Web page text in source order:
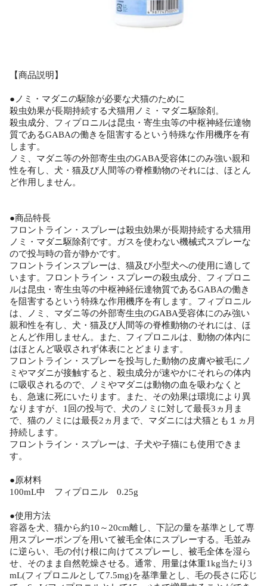
【商品説明】
●ノミ・マダニの駆除が必要な犬猫のために
殺虫効果が長期持続する犬猫用ノミ・マダニ駆除剤。
殺虫成分、フィプロニルは昆虫・寄生虫等の中枢神経伝達物
質であるGABAの働きを阻害するという特殊な作用機序を有
します。
ノミ、マダニ等の外部寄生虫のGABA受容体にのみ強い親和
性を有し、犬・猫及び人間等の脊椎動物のそれには、ほとん
ど作用しません。
●商品特長
フロントライン・スプレーは殺虫効果が長期持続する犬猫用
ノミ・マダニ駆除剤です。ガスを使わない機械式スプレーな
ので投与時の音が静かです。
フロントラインスプレーは、猫及び小型犬への使用に適して
います。フロントライン・スプレーの殺虫成分、フィプロニ
ルは昆虫・寄生虫等の中枢神経伝達物質であるGABAの働き
を阻害するという特殊な作用機序を有します。フィプロニル
は、ノミ、マダニ等の外部寄生虫のGABA受容体にのみ強い
親和性を有し、犬・猫及び人間等の脊椎動物のそれには、ほ
とんど作用しません。また、フィプロニルは、動物の体内に
はほとんど吸収されず体表にとどまります。
フロントライン・スプレーを投与した動物の皮膚や被毛にノ
ミやマダニが接触すると、殺虫成分が速やかにそれらの体内
に吸収されるので、ノミやマダニは動物の血を吸わなくと
も、急速に死にいたります。また、その効果は環境により異
なりますが、1回の投与で、犬のノミに対して最長3ヵ月ま
で、猫のノミには最長2ヵ月まで、マダニには犬猫とも１ヵ月
持続します。
フロントライン・スプレーは、子犬や子猫にも使用できま
す。
●原材料
100mL中 フィプロニル 0.25g
●使用方法
容器を犬、猫から約10～20cm離し、下記の量を基準として専
用スプレーポンプを用いて被毛全体にスプレーする。毛並み
に逆らい、毛の付け根に向けてスプレーし、被毛全体を湿ら
せ、そのまま自然乾燥させる。通常、用量は体重1kg当たり3
mL(フィプロニルとして7.5mg)を基準量とし、毛の長さに応じ